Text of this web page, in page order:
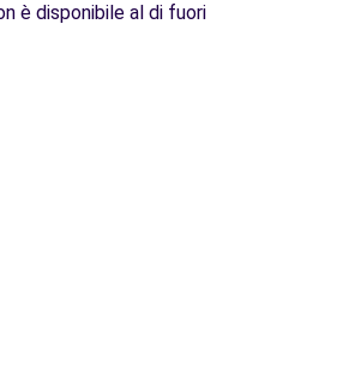
è disponibile al di fuori